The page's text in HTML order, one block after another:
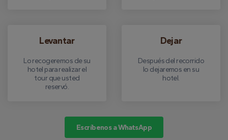
Levantar
Lo recogeremos de su
hotel para realizar el
tour que usted
reservó.
Dejar
Después del recorrido
lo dejaremos en su
hotel.
Escríbenos a WhatsApp